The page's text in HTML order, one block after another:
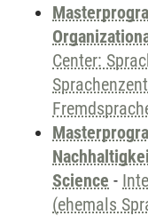
Center:
Science -
(ehemals